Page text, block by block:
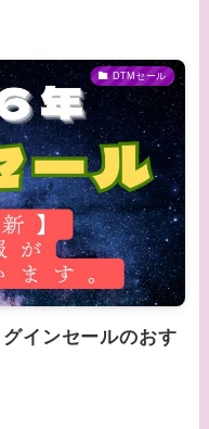
DTMセール
インセールのおす